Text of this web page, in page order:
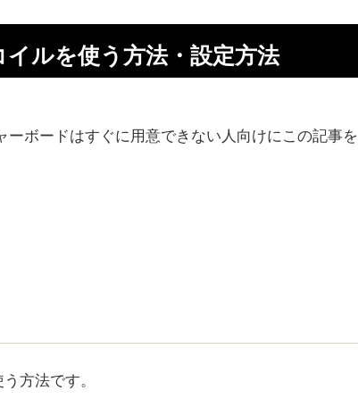
イルを使う方法・設定方法
ボードはすぐに用意できない人向けにこの記事を
方法です。